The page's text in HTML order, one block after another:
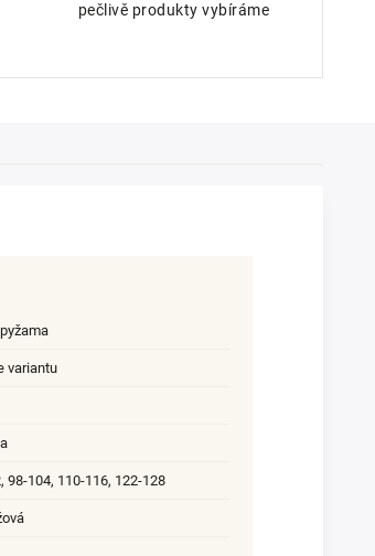
pečlivě produkty vybíráme
variantu
, 98-104, 110-116, 122-128